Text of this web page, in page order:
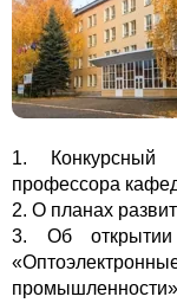
1. Конкурсный
профессора
2. О планах
3. Об открытии